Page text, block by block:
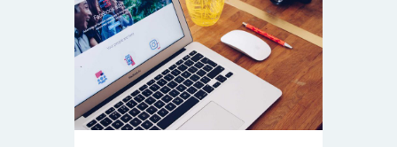
REVISTA
ESPECIAIS
GAIVOTA DE
OURO
ST SUMMIT